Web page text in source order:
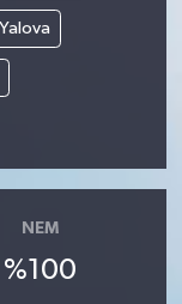
Yalova
NEM
%100